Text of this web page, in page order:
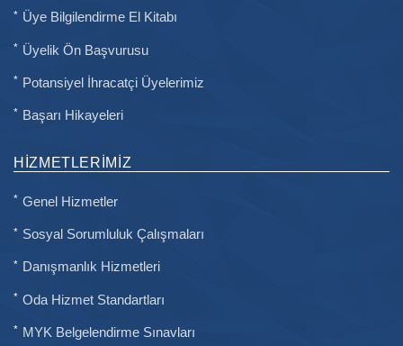
Üye Bilgilendirme El Kitabı
Üyelik Ön Başvurusu
Potansiyel İhracatçi Üyelerimiz
Başarı Hikayeleri
HIZMETLERIMIZ
Genel Hizmetler
Sosyal Sorumluluk Çalışmaları
Danışmanlık Hizmetleri
Oda Hizmet Standartları
MYK Belgelendirme Sınavları